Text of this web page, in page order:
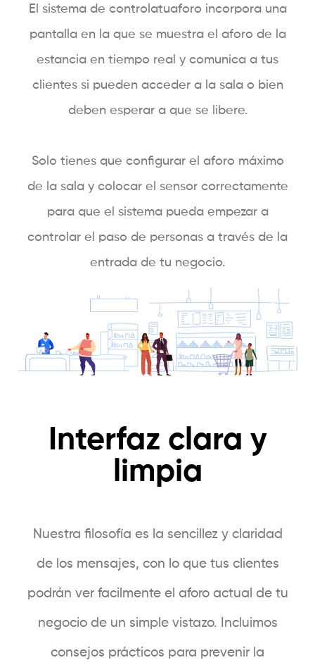
El sistema de controlatuaforo incorpora una
pantalla en la que se muestra el aforo de la
estancia en tiempo real y comunica a tus
clientes si pueden acceder a la sala o bien
deben esperar a que se libere.
Solo tienes que configurar el aforo máximo
de la sala y colocar el sensor correctamente
para que el sistema pueda empezar a
controlar el paso de personas a través de la
entrada de tu negocio.
Interfaz clara y
limpia
Nuestra filosofía es la sencillez y claridad
de los mensajes, con lo que tus clientes
podrán ver facilmente el aforo actual de tu
negocio de un simple vistazo. Incluimos
consejos prácticos para prevenir la